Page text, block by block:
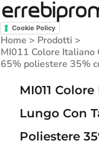
Cookie Policy
Home > Prodotti >
MI011 Colore Italiano
65% poliestere 35%
MI011
Lungo Con
Poliestere